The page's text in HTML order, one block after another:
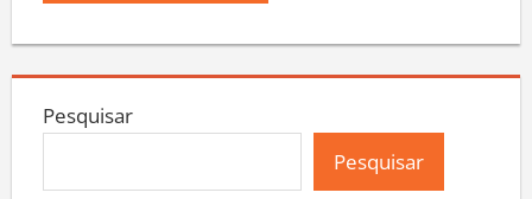
Pesquisar
Pesquisar